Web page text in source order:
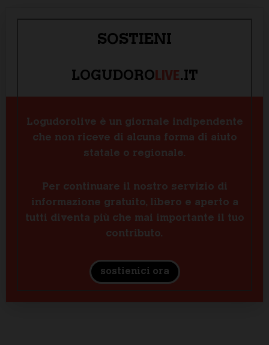
SOSTIENI
LOGUDOROLIVE.IT
Logudorolive è un giornale indipendente
che non riceve di alcuna forma di aiuto
statale o regionale.
Per continuare il nostro servizio di
informazione gratuito, libero e aperto a
tutti diventa più che mai importante il tuo
contributo.
sostienici ora